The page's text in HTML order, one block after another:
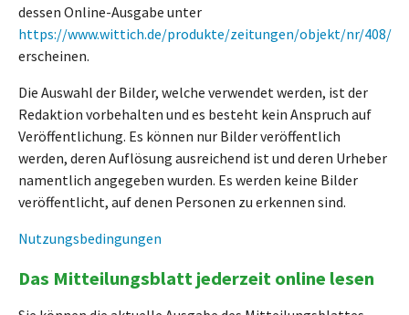
dessen Online-Ausgabe unter
https://www.wittich.de/produkte/zeitungen/objekt/nr/408/
erscheinen.
Die Auswahl der Bilder, welche verwendet werden, ist der
Redaktion vorbehalten und es besteht kein Anspruch auf
Veröffentlichung. Es können nur Bilder veröffentlich
werden, deren Auflösung ausreichend ist und deren Urheber
namentlich angegeben wurden. Es werden keine Bilder
veröffentlicht, auf denen Personen zu erkennen sind.
Nutzungsbedingungen
Das Mitteilungsblatt jederzeit online lesen